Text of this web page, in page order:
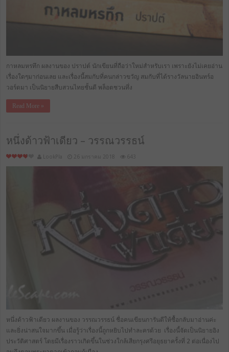
กาหลมหรทึก ผลงานของ ปราปต์ นักเขียนที่ถือว่าใหม่สำหรับเรา เพราะยังไม่เคยอ่าน
เรื่องใดๆมาก่อนเลย และเรื่องนี้สมกับที่คนกล่าวขวัญ สมกับที่ได้รางวัลนายอินทร์อ
วอร์ดมา เป็นนิยายสืบสวนไทยชั้นดี พล็อตชวนทึ่ง
Read More »
หนึ่งด้าวฟ้าเดียว – วรรณวรรธน์
26 มกราคม 2018 643
หนึ่งด้าวฟ้าเดียว ผลงานของ วรรณวรรธน์ ชื่อคนเขียนการันตีให้ซื้อกลับมาอ่านค่ะ
และยิ่งน่าสนใจมากขึ้น เมื่อรู้ว่าเรื่องนี้ถูกหยิบไปทำละครด้วย เรื่องนี้จัดเป็นนิยายอิง
ประวัติศาสตร์ โดยมีเรื่องราวเกิดขึ้นในช่วงใกล้เสียกรุงศรีอยุธยาครั้งที่ 2 ต่อเนื่องไป